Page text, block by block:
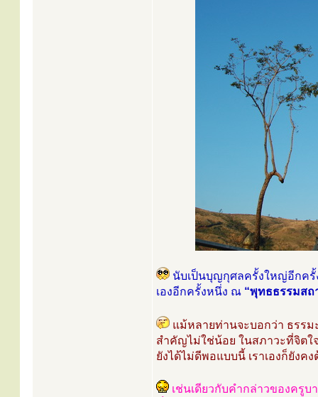
นับเป็นบุญกุศลครั้งใหญ่อีกครั้
เองอีกครั้งหนึ่ง ณ “พุทธธรรมสถ
แม้หลายท่านจะบอกว่า ธรรม
สำคัญไม่ใช่น้อย ในสภาวะที่จิตใ
ยังได้ไม่ดีพอแบบนี้ เราเองก็ยัง
เช่นเดียวกับคำกล่าวของครู